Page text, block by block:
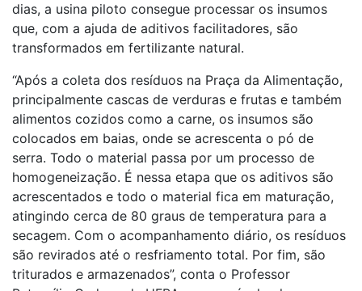
dias, a usina piloto consegue processar os insumos
que, com a ajuda de aditivos facilitadores, são
transformados em fertilizante natural.
“Após a coleta dos resíduos na Praça da Alimentação,
principalmente cascas de verduras e frutas e também
alimentos cozidos como a carne, os insumos são
colocados em baias, onde se acrescenta o pó de
serra. Todo o material passa por um processo de
homogeneização. É nessa etapa que os aditivos são
acrescentados e todo o material fica em maturação,
atingindo cerca de 80 graus de temperatura para a
secagem. Com o acompanhamento diário, os resíduos
são revirados até o resfriamento total. Por fim, são
triturados e armazenados”, conta o Professor